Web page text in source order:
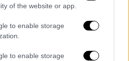
of the website or app.
to enable storage
to enable storage